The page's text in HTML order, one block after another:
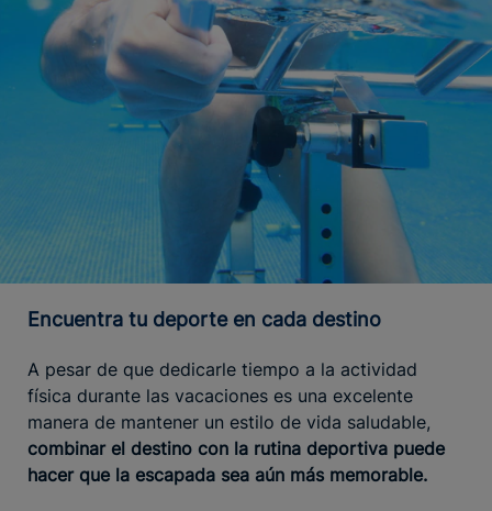
Encuentra tu deporte en cada destino
A pesar de que dedicarle tiempo a la actividad
física durante las vacaciones es una excelente
manera de mantener un estilo de vida saludable,
combinar el destino con la rutina deportiva puede
hacer que la escapada sea aún más memorable.